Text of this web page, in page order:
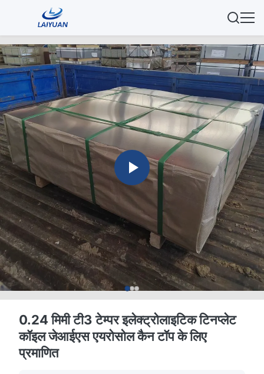
0.24 मिमी टी3 टेम्पर इलेक्ट्रोलाइटिक टिनप्लेट
कॉइल जेआईएस एयरोसोल कैन टॉप के लिए
प्रमाणित